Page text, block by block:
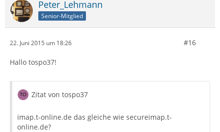
Peter_Lehmann
Senior-Mitglied
22. Juni 2015 um 18:26 #16
Hallo tospo37!
Zitat von tospo37
imap.t-online.de das gleiche wie secureimap.t-
online.de?